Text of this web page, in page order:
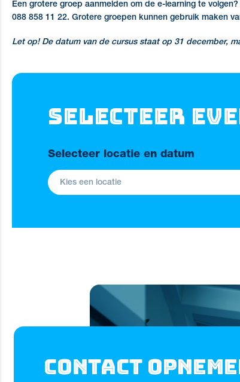
Een grotere groep aanmelden om de e-learning te
088 858 11 22. Grotere groepen kunnen gebruik maken
Let op! De datum van de cursus staat op 31 december,
Selecteer
Selecteer locatie en datum
Contact